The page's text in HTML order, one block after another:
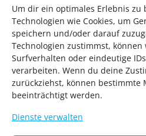
Um dir ein optimales Erlebnis zu
Technologien wie Cookies, um
speichern und/oder darauf
Technologien zustimmst, können
Surfverhalten oder eindeutige
verarbeiten. Wenn du deine
zurückziehst, können bestimmte
beeinträchtigt werden.
Dienste verwalten